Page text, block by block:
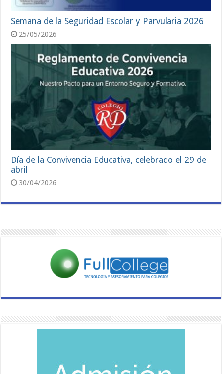
Semana de la Seguridad Escolar y Parvularia 2026
25/05/2026
Día de la Convivencia Educativa, celebrado el 29 de
abril
30/04/2026